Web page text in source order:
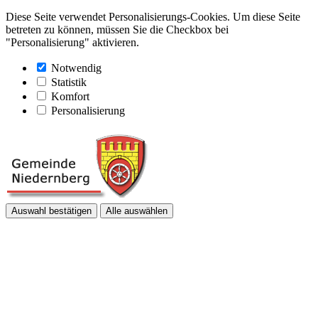
Diese Seite verwendet Personalisierungs-Cookies. Um diese Seite
betreten zu können, müssen Sie die Checkbox bei
"Personalisierung" aktivieren.
Notwendig
Statistik
Komfort
Personalisierung
Auswahl bestätigen Alle auswählen